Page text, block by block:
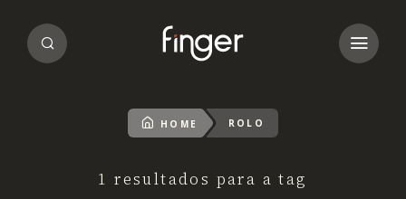
HOME ROLO
1 resultados para a tag